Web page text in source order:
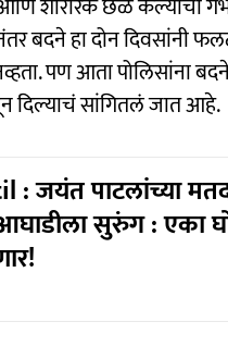
शाररिक छळ केल्याचा
बदने हा दोन दिवसांनी
पण आता पोलिसांना
दिल्याचं सांगितलं जात आहे.
: जयंत पाटलांच्या
सुरुंग : एका